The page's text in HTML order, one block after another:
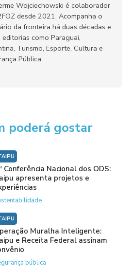
Wojciechowski é colaborador
desde 2021. Acompanha o
da fronteira há duas décadas e
editorias como Paraguai,
Turismo, Esporte, Cultura e
Pública.
poderá gostar
Conferência Nacional dos ODS:
apresenta projetos e
Muralha Inteligente:
e Receita Federal assinam
pública